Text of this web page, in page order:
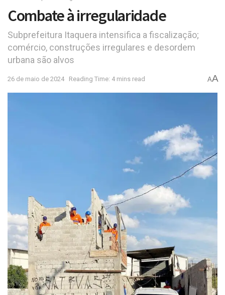
Combate à irregularidade
Subprefeitura Itaquera intensifica a fiscalização;
comércio, construções irregulares e desordem
urbana são alvos
26 de maio de 2024 Reading Time: 4 mins read AA